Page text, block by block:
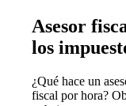
Asesor
los
¿Qué hace un
fiscal por hora?